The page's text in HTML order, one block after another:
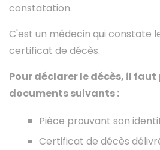
constatation.
C'est un médecin qui constate
certificat de décès.
Pour déclarer le décès, il faut
documents suivants :
Pièce prouvant son
Certificat de décès